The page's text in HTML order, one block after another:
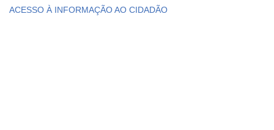
ACESSO À INFORMAÇÃO AO CIDADÃO